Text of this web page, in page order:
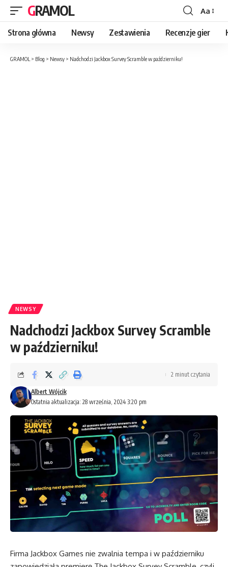
GRAMOL Aa
Strona główna Newsy Zestawienia Recenzje gier
GRAMOL > Blog > Newsy > Nadchodzi Jackbox Survey Scramble w październiku!
NEWSY
Nadchodzi Jackbox Survey Scramble
w październiku!
Ostatnia aktualizacja: 28 września, 2024 3:20 pm
Albert Wójcik
2 minut czytania
Firma Jackbox Games nie zwalnia tempa i w październiku